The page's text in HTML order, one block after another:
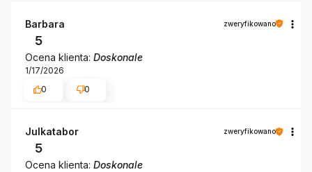
Barbara zweryfikowano
5
Ocena klienta: Doskonale
1/17/2026
0
0
Julkatabor zweryfikowano
5
Ocena klienta: Doskonale